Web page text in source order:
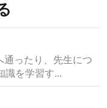
通ったり、先生につ
識を学習す...